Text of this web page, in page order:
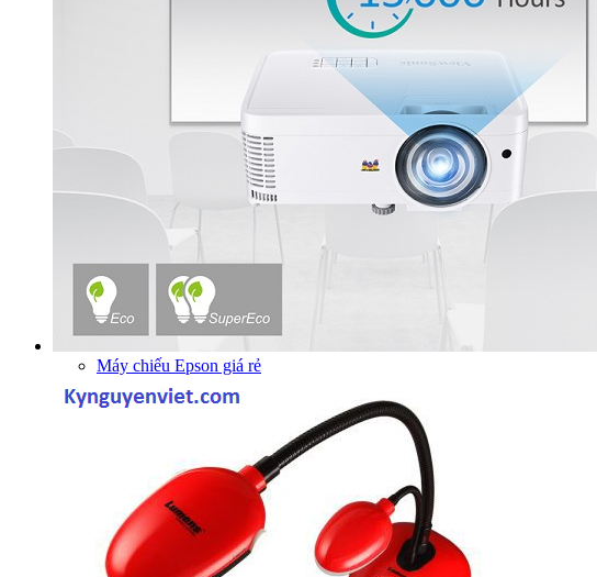
Máy chiếu Epson giá rẻ